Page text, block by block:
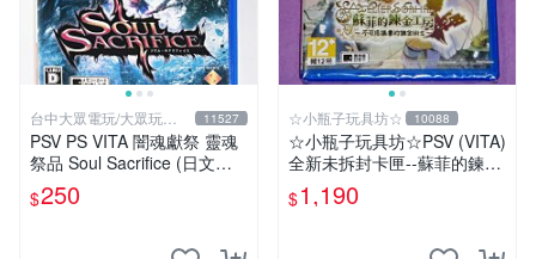
台中大眾電玩/大眾玩具
店
11527
PSV PS VITA 闇魂獻祭 靈魂
祭品 Soul Sacrifice (日文版)*
*(二手商品)【台中大眾電
玩】
$250
☆小瓶子玩具坊☆ 10088
☆小瓶子玩具坊☆PSV (VITA)
全新未拆封卡匣--蘇菲的鍊金
工房 不可思議之書的鍊金術
士 中文版
$1,190